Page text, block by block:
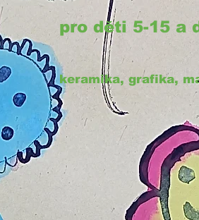
pro děti 5-15 a
keramika, grafika,